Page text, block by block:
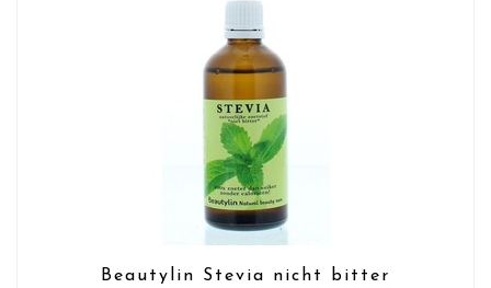
Beautylin Stevia nicht bitter